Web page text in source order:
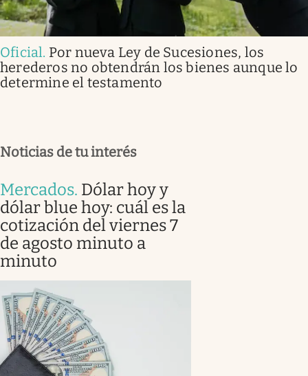
Oficial. Por nueva Ley de Sucesiones, los
herederos no obtendrán los bienes aunque lo
determine el testamento
Noticias de tu interés
Mercados. Dólar hoy y
dólar blue hoy: cuál es la
cotización del viernes 7
de agosto minuto a
minuto